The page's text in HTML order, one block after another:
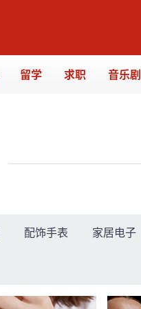
留学 求职 音乐剧
配饰手表 家居电子